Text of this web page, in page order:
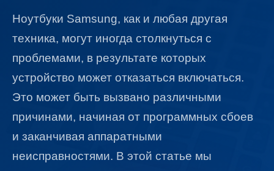
Ноутбуки Samsung, как и любая другая
техника, могут иногда столкнуться с
проблемами, в результате которых
устройство может отказаться включаться.
Это может быть вызвано различными
причинами, начиная от программных сбоев
и заканчивая аппаратными
неисправностями. В этой статье мы